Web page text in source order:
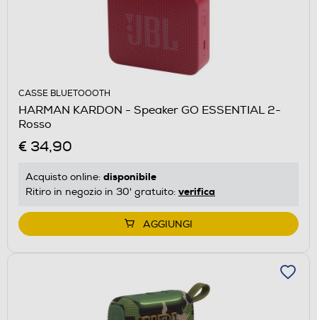
CASSE BLUETOOOTH
HARMAN KARDON - Speaker GO ESSENTIAL 2-
Rosso
€ 34,90
Acquisto online: disponibile
Ritiro in negozio in 30' gratuito: verifica
AGGIUNGI